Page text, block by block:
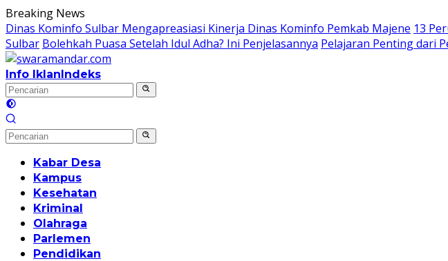
Langsung
ke
konten
Breaking News
Dinas Kominfo Sulbar Mengapreasiasi Kinerja Dinas Kominfo Pemkab Majene 13
Sulbar Bolehkah Puasa Setelah Idul Adha? Ini Penjelasannya Pelajaran Penting dari
Info IklanIndeks
Kabar Desa
Kampus
Kesehatan
Kriminal
Olahraga
Parlemen
Pendidikan